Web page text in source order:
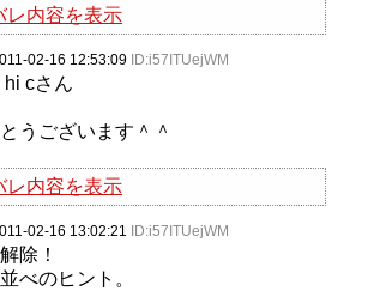
レ内容を表示
02-16 12:53:09 ID:i57ITUejWM
hi cさん
うございます＾＾
レ内容を表示
02-16 13:02:21 ID:i57ITUejWM
除！
べのヒント。